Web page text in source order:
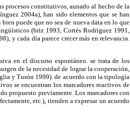
procesos constitutivos, aunado al hecho de la
2004a), han sido elementos que se han
puede que no sea de nueva data en lo que
(briz 1993, Cortés Rodríguez 1991,
y cada día parece crecer más en relevancia.
en el discurso espontáneo. se trata de los
de la necesidad de lograr la cooperación,
y Tusón 1999). de acuerdo con la tipología
se encuentran los marcadores reactivos de
propuesto previamente. Los marcadores con
etc.), tienden a expresar un acuerdo